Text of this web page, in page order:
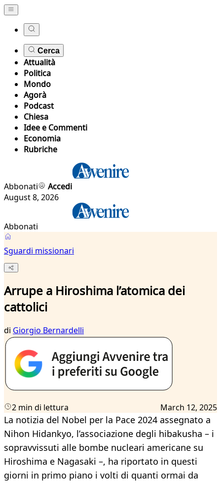
Cerca
Attualità
Politica
Mondo
Agorà
Podcast
Chiesa
Idee e Commenti
Economia
Rubriche
Abbonati
Accedi
August 8, 2026
Abbonati
Sguardi missionari
Arrupe a Hiroshima l’atomica dei
cattolici
di Giorgio Bernardelli
2 min di lettura March 12, 2025
La notizia del Nobel per la Pace 2024 assegnato a
Nihon Hidankyo, l’associazione degli hibakusha – i
sopravvissuti alle bombe nucleari americane su
Hiroshima e Nagasaki –, ha riportato in questi
giorni in primo piano i volti di quanti ormai da